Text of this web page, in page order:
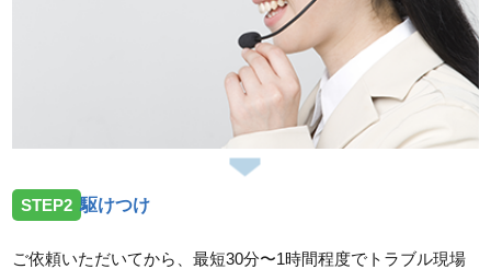
STEP2 駆けつけ
ご依頼いただいてから、最短30分〜1時間程度でトラブル現場